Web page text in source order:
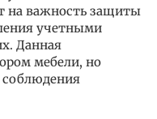
на важность защиты
учетными
Данная
мебели, но
соблюдения